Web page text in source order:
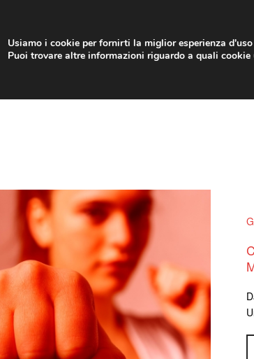
IL CLUB CORSI NEWS
Usiamo i cookie per fornirti la miglior esperienza
Puoi trovare altre informazioni riguardo a quali